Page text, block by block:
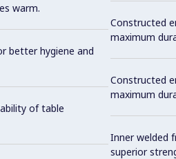
warm.
better hygiene and
of table
Constructed
maximum
Constructed
maximum
Inner welded
superior